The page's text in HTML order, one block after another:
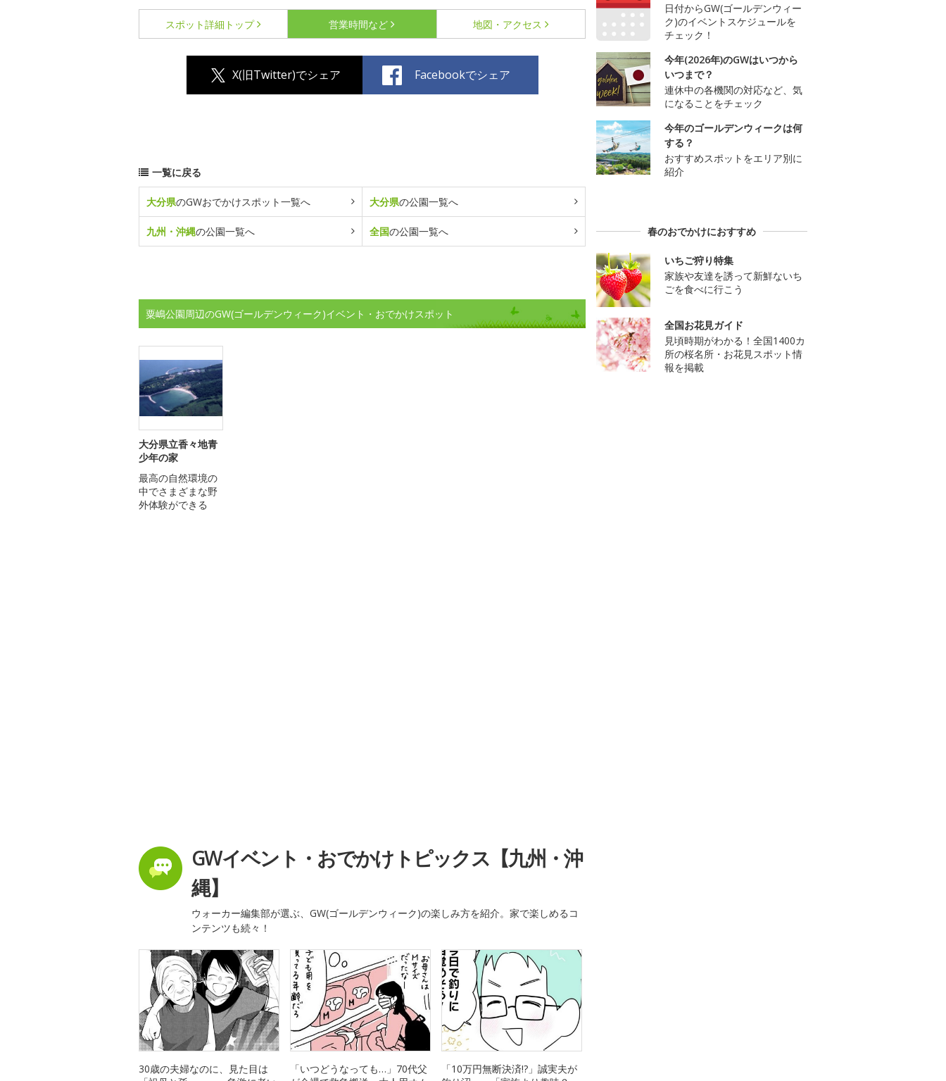
スポット詳細 トップ 営業時間など 地図・アクセス
X(旧Twitter)でシェア Facebookでシェア
一覧に戻る
大分県のGWおでかけスポット一覧へ 大分県の公園一覧へ
九州・沖縄の公園一覧へ 全国の公園一覧へ
粟嶋公園周辺のGW(ゴールデンウィーク)イベント・おでかけスポット
大分県立香々地青
少年の家
最高の自然環境の
中でさまざまな野
外体験ができる
GWイベント・おでかけトピックス【九州・沖
縄】
ウォーカー編集部が選ぶ、GW(ゴールデンウィーク)の楽しみ方を紹介。家で楽しめるコ
ンテンツも続々！
30歳の夫婦なのに、見た目は
「いつどうなっても…」70代父
「10万円無断決済!?」誠実夫が
日付からGW(ゴールデンウィー
ク)のイベントスケジュールを
チェック！
今年(2026年)のGWはいつから
いつまで？
連休中の各機関の対応など、気
になることをチェック
今年のゴールデンウィークは何
する？
おすすめスポットをエリア別に
紹介
春のおでかけにおすすめ
いちご狩り特集
家族や友達を誘って新鮮ないち
ごを食べに行こう
全国お花見ガイド
見頃時期がわかる！全国1400カ
所の桜名所・お花見スポット情
報を掲載